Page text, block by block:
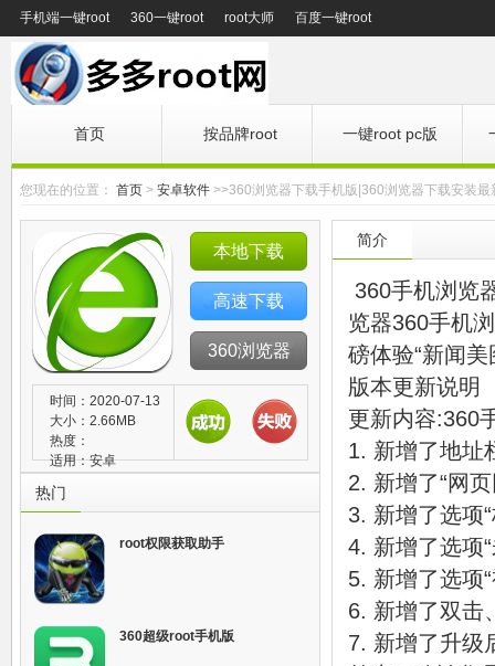
手机端一键root 360一键root root大师 百度一键root
首页 按品牌root 一键root pc版
您现在的位置： 首页 > 安卓软件 >>360浏览器下载手机版|360浏览器下载安装最
本地下载
高速下载
360浏览器
时间：2020-07-13
大小：2.66MB
热度：
适用：安卓
热门
root权限获取助手
360超级root手机版
简介
360手机浏览
览器360手机
磅体验“新闻
版本更新说明
更新内容:360
1. 新增了地址
2. 新增了“网
3. 新增了选项
4. 新增了选项
5. 新增了选项
6. 新增了双击
7. 新增了升级